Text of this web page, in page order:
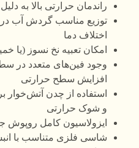
راندمان حرارتی بالا به
توزیع مناسب گردش آب در
اختلاف دما
امکان تعبیه نخ نسوز (یا
وجود فین‌های متعدد در
افزایش سطح حرارتی
استفاده از چدن آتش‌خوار
و شوک حرارتی
ایزولاسیون کامل
شاسی فلزی متناسب با